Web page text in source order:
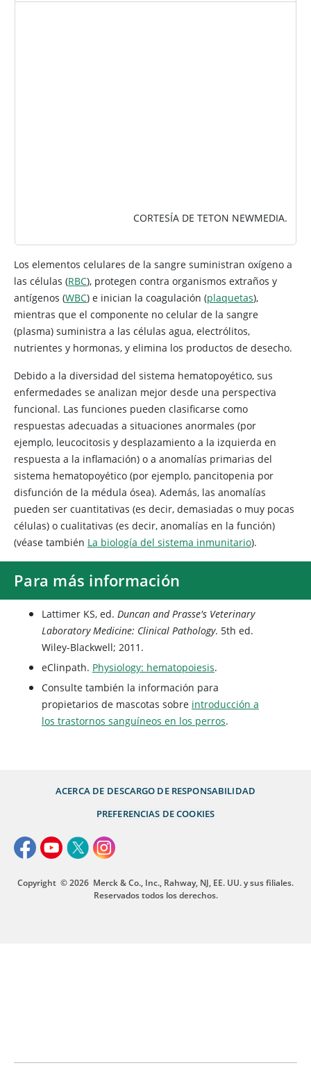
CORTESÍA DE TETON NEWMEDIA.
Los elementos celulares de la sangre suministran oxígeno a
las células (RBC), protegen contra organismos extraños y
antígenos (WBC) e inician la coagulación (plaquetas),
mientras que el componente no celular de la sangre
(plasma) suministra a las células agua, electrólitos,
nutrientes y hormonas, y elimina los productos de desecho.
Debido a la diversidad del sistema hematopoyético, sus
enfermedades se analizan mejor desde una perspectiva
funcional. Las funciones pueden clasificarse como
respuestas adecuadas a situaciones anormales (por
ejemplo, leucocitosis y desplazamiento a la izquierda en
respuesta a la inflamación) o a anomalías primarias del
sistema hematopoyético (por ejemplo, pancitopenia por
disfunción de la médula ósea). Además, las anomalías
pueden ser cuantitativas (es decir, demasiadas o muy pocas
células) o cualitativas (es decir, anomalías en la función)
(véase también La biología del sistema inmunitario).
Para más información
Lattimer KS, ed. Duncan and Prasse's Veterinary
Laboratory Medicine: Clinical Pathology. 5th ed.
Wiley-Blackwell; 2011.
eClinpath. Physiology: hematopoiesis.
Consulte también la información para
propietarios de mascotas sobre introducción a
los trastornos sanguíneos en los perros.
ACERCA DE DESCARGO DE RESPONSABILIDAD
PREFERENCIAS DE COOKIES
Copyright © 2026 Merck & Co., Inc., Rahway, NJ, EE. UU. y sus filiales.
Reservados todos los derechos.